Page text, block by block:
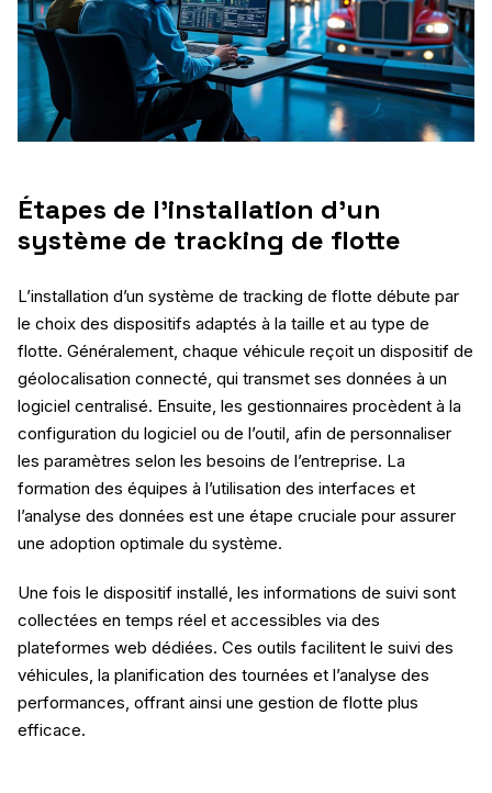
Étapes de l’installation d’un
système de tracking de flotte
L’installation d’un système de tracking de flotte débute par
le choix des dispositifs adaptés à la taille et au type de
flotte. Généralement, chaque véhicule reçoit un dispositif de
géolocalisation connecté, qui transmet ses données à un
logiciel centralisé. Ensuite, les gestionnaires procèdent à la
configuration du logiciel ou de l’outil, afin de personnaliser
les paramètres selon les besoins de l’entreprise. La
formation des équipes à l’utilisation des interfaces et
l’analyse des données est une étape cruciale pour assurer
une adoption optimale du système.
Une fois le dispositif installé, les informations de suivi sont
collectées en temps réel et accessibles via des
plateformes web dédiées. Ces outils facilitent le suivi des
véhicules, la planification des tournées et l’analyse des
performances, offrant ainsi une gestion de flotte plus
efficace.